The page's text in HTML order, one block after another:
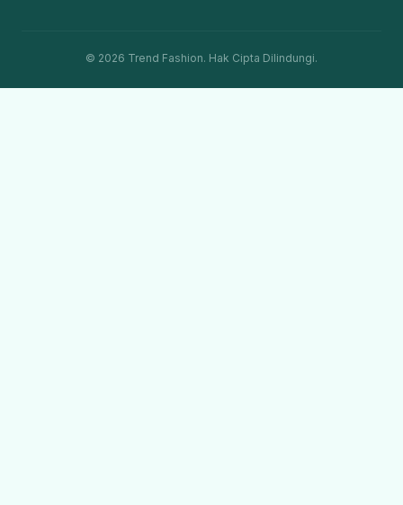
© 2026 Trend Fashion. Hak Cipta Dilindungi.